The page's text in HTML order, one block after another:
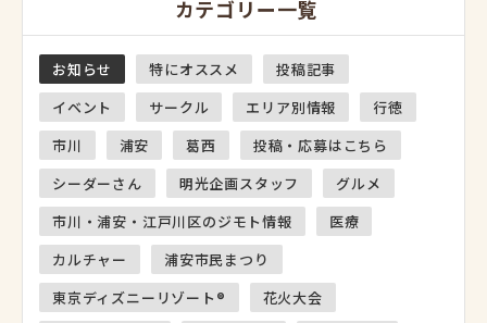
カテゴリー一覧
お知らせ 特にオススメ
投稿記事
イベント
サークル エリア別情報
行徳
市川
浦安 葛西
投稿・応募はこちら
シーダーさん
明光企画スタッフ
グルメ
市川・浦安・江戸川区のジモト情報
医療
カルチャー
浦安市民まつり
東京ディズニーリゾート®
花火大会